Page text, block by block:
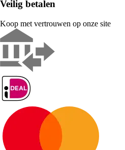
Veilig betalen
Koop met vertrouwen op onze site